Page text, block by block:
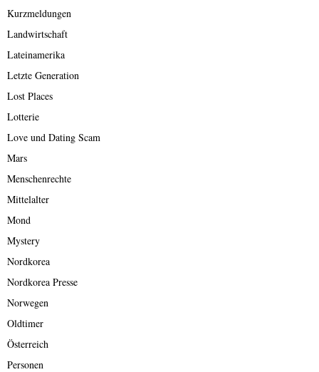
Kurzmeldungen
Landwirtschaft
Lateinamerika
Letzte Generation
Lost Places
Lotterie
Love und Dating Scam
Mars
Menschenrechte
Mittelalter
Mond
Mystery
Nordkorea
Nordkorea Presse
Norwegen
Oldtimer
Österreich
Personen